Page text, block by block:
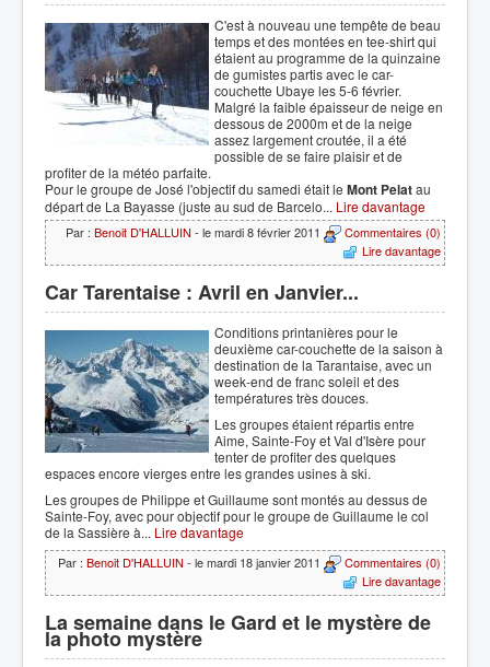
C'est à nouveau une tempête de beau
temps et des montées en tee-shirt qui
étaient au programme de la quinzaine
de gumistes partis avec le car-
couchette Ubaye les 5-6 février.
Malgré la faible épaisseur de neige en
dessous de 2000m et de la neige
assez largement croutée, il a été
possible de se faire plaisir et de
profiter de la météo parfaite.
Pour le groupe de José l'objectif du samedi était le Mont Pelatau
départ de La Bayasse (juste au sud de Barcelo... Lire davantage
Par : Benoit D'HALLUIN - le mardi 8 février 2011
Commentaires (0)
Lire davantage
Car Tarentaise : Avril en Janvier...
Conditions printanières pour le
deuxième car-couchette de la saison à
destination de la Tarantaise, avec un
week-end de franc soleil et des
températures très douces.
Les groupes étaient répartis entre
Aime, Sainte-Foy et Val d'Isère pour
tenter de profiter des quelques
espaces encore vierges entre les grandes usines à ski.
Les groupes de Philippe et Guillaume sont montés au dessus de
Sainte-Foy, avec pour objectif pour le groupe de Guillaume le col
de la Sassière à... Lire davantage
Par : Benoit D'HALLUIN - le mardi 18 janvier 2011
Commentaires (0)
Lire davantage
La semaine dans le Gard et le mystère de
la photo mystère